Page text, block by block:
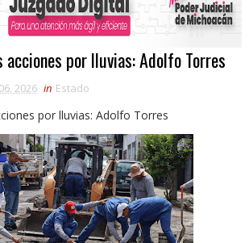
acciones por lluvias: Adolfo Torres
2026 in Estado
por lluvias: Adolfo Torres